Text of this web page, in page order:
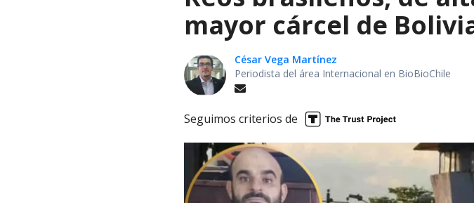
mayor cárcel de
César Vega Martínez
Periodista del área Internacional en BioBioChile
Seguimos criterios de